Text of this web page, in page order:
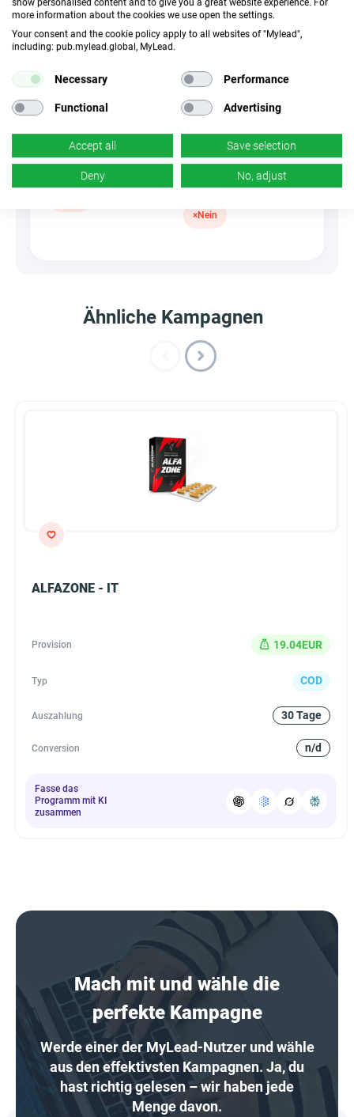
CR
k.A.
Deeplink
Banner HideLink
Produkte
Gutscheine und
×Nein
Ähnliche Kampagnen
ALFAZONE - IT
Provision 19.04EUR
Typ COD
Auszahlung 30 Tage
Conversion n/d
Fasse das
Programm mit KI
zusammen
Mach mit und wähle die
perfekte Kampagne
Werde einer der MyLead-Nutzer und wähle
aus den effektivsten Kampagnen. Ja, du
hast richtig gelesen – wir haben jede
Menge davon.
show personalised content and to give you a great website experience. For
more information about the cookies we use open the settings.
Your consent and the cookie policy apply to all websites of "Mylead",
including: pub.mylead.global, MyLead.
Necessary Performance
Functional Advertising
Accept all Save selection
Deny No, adjust